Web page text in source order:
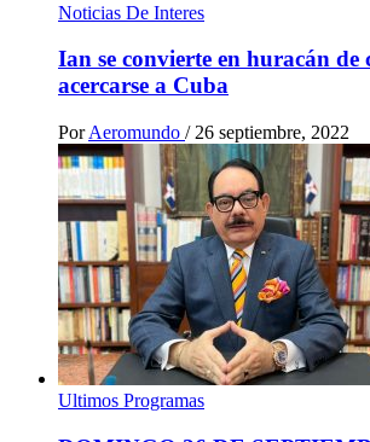
Noticias De Interes
Ian se convierte en huracán de
acercarse a Cuba
Por Aeromundo / 26 septiembre, 2022
Ultimos Programas